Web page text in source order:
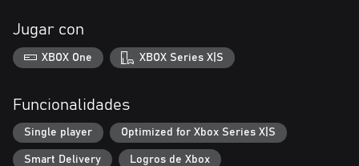
Jugar con
XBOX One XBOX Series X|S
Funcionalidades
Single player Optimized for Xbox Series X|S
Smart Delivery Logros de Xbox